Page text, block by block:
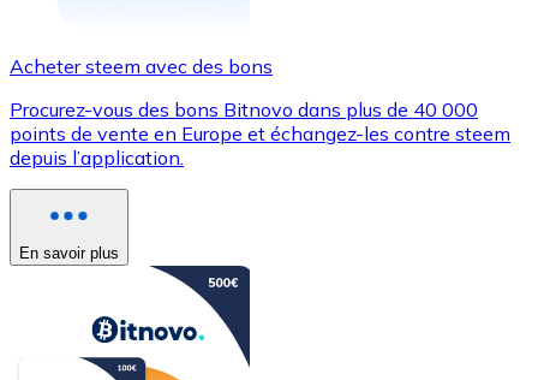
Acheter steem avec des bons
Procurez-vous des bons Bitnovo dans plus de 40 000
points de vente en Europe et échangez-les contre steem
depuis l’application.
En savoir plus